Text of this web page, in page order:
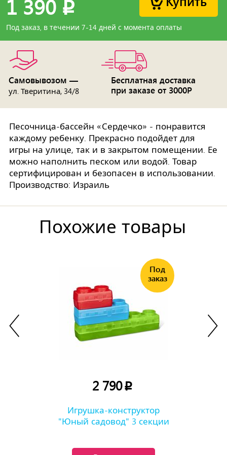
1 390 p
Под заказ, в течении 7-14 дней с момента оплаты
Самовывозом —
ул. Тверитина, 34/8
Бесплатная доставка
при заказе от 3000Р
Песочница-бассейн «Сердечко» - понравится
каждому ребенку. Прекрасно подойдет для
игры на улице, так и в закрытом помещении. Ее
можно наполнить песком или водой. Товар
сертифицирован и безопасен в использовании.
Производство: Израиль
Похожие товары
2 790p
Игрушка-конструктор
"Юный садовод" 3 секции